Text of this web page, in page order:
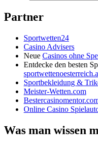
Partner
Sportwetten24
Casino Advisers
Neue Casinos ohne
Entdecke den besten
Sportbekleidung &
Meister-Wetten.com
Online Casino
Was man wissen